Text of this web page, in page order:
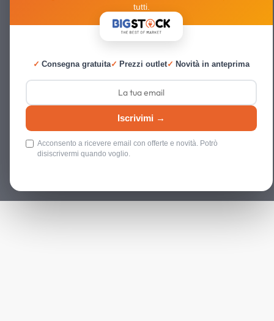
tutti.
✓ Consegna gratuita✓ Prezzi outlet✓ Novità in anteprima
Iscrivimi →
Acconsento a ricevere email con offerte e novità. Potrò
disiscrivermi quando voglio.